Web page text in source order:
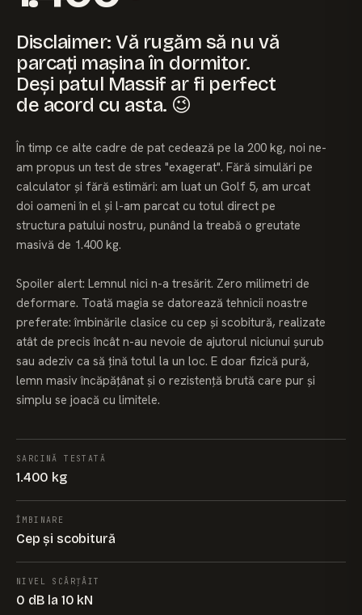
Disclaimer: Vă rugăm să nu vă
parcați mașina în dormitor.
Deși patul Massif ar fi perfect
de acord cu asta. 😉
În timp ce alte cadre de pat cedează pe la 200 kg, noi ne-
am propus un test de stres "exagerat". Fără simulări pe
calculator și fără estimări: am luat un Golf 5, am urcat
doi oameni în el și l-am parcat cu totul direct pe
structura patului nostru, punând la treabă o greutate
masivă de 1.400 kg.
Spoiler alert: Lemnul nici n-a tresărit. Zero milimetri de
deformare. Toată magia se datorează tehnicii noastre
preferate: îmbinările clasice cu cep și scobitură, realizate
atât de precis încât n-au nevoie de ajutorul niciunui șurub
sau adeziv ca să țină totul la un loc. E doar fizică pură,
lemn masiv încăpățânat și o rezistență brută care pur și
simplu se joacă cu limitele.
SARCINĂ TESTATĂ
1.400 kg
ÎMBINARE
Cep și scobitură
NIVEL SCÂRȚÂIT
0 dB la 10 kN